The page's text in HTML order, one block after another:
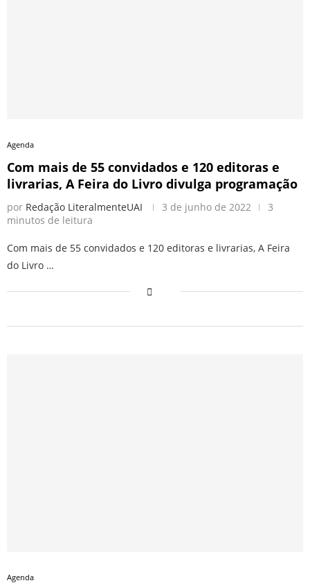
Agenda
Com mais de 55 convidados e 120 editoras e
livrarias, A Feira do Livro divulga programação
por Redação LiteralmenteUAI 3 de junho de 2022
3
minutos de leitura
Com mais de 55 convidados e 120 editoras e livrarias, A Feira
do Livro …
Agenda